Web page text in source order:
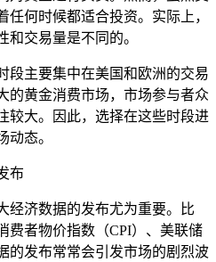
何时候都适合投资。实际上，
和交易量是不同的。
段主要集中在美国和欧洲的交易
的黄金消费市场，市场参与者众
较大。因此，选择在这些时段进
动态。
布
经济数据的发布尤为重要。比
费者物价指数（CPI）、美联储
的发布常常会引发市场的剧烈波